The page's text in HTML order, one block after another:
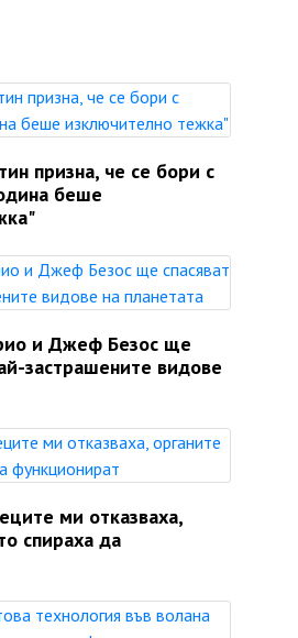
призна, че се бори с
беше
и Джеф Безос ще
застрашените видове
ми отказваха,
спираха да